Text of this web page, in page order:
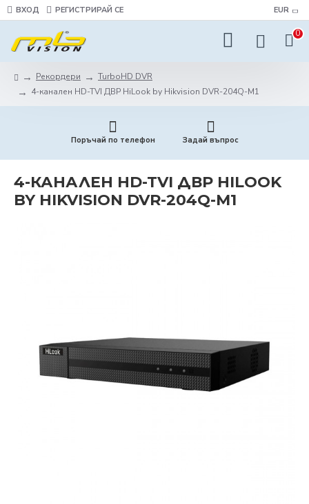
ВХОД РЕГИСТРИРАЙ СЕ EUR
0
Рекордери
TurboHD DVR
4-канален HD-TVI ДВР HiLook by Hikvision DVR-204Q-M1
Поръчай по телефон Задай въпрос
4-КАНАЛЕН HD-TVI ДВР HILOOK
BY HIKVISION DVR-204Q-M1